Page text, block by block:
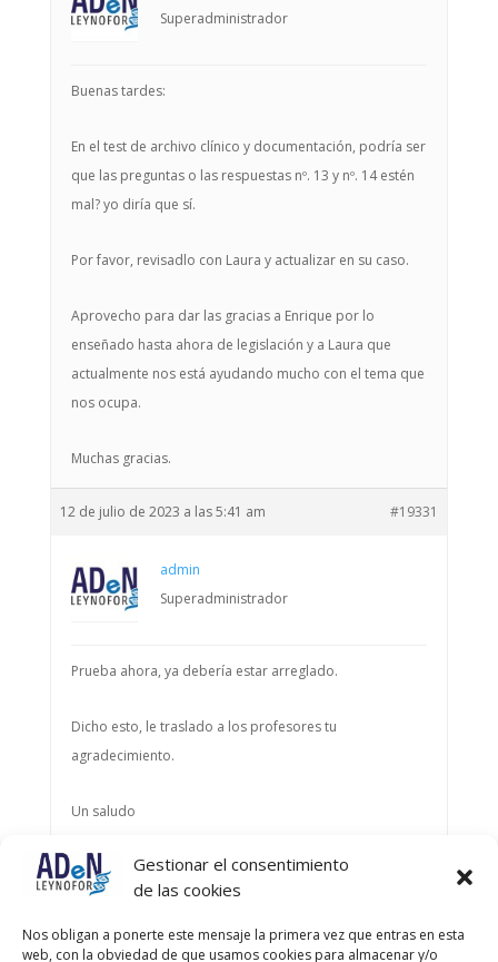
Gestionar el consentimiento
de las cookies
Nos obligan a ponerte este mensaje la primera vez que entras en esta
web, con la obviedad de que usamos cookies para almacenar y/o
Superadministrador
Buenas tardes:
En el test de archivo clínico y documentación, podría ser
que las preguntas o las respuestas nº. 13 y nº. 14 estén
mal? yo diría que sí.
Por favor, revisadlo con Laura y actualizar en su caso.
Aprovecho para dar las gracias a Enrique por lo
enseñado hasta ahora de legislación y a Laura que
actualmente nos está ayudando mucho con el tema que
nos ocupa.
Muchas gracias.
12 de julio de 2023 a las 5:41 am #19331
admin
Superadministrador
Prueba ahora, ya debería estar arreglado.
Dicho esto, le traslado a los profesores tu
agradecimiento.
Un saludo
Autor Entradas